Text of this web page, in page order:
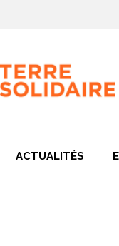
ACTUALITÉS